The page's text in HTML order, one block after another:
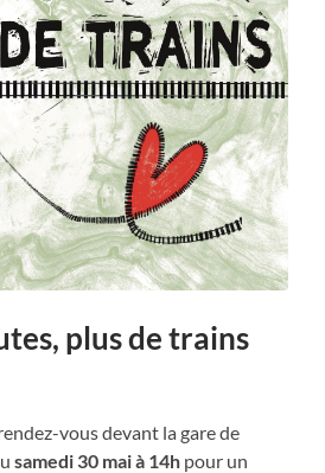
plus de trains
vous devant la gare de
samedi 30 mai à 14h pour un